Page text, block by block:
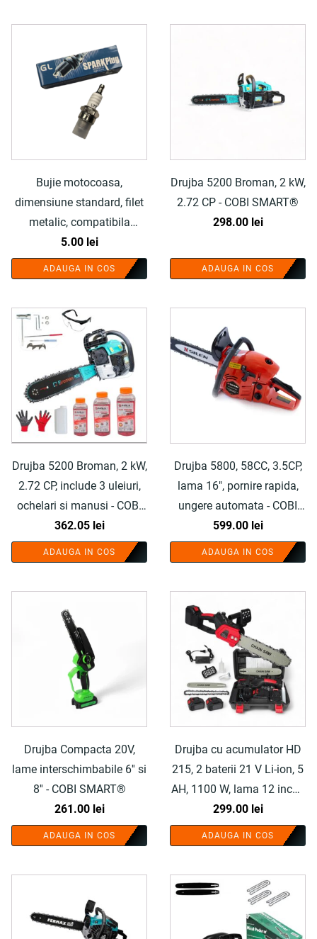
Bujie motocoasa,
dimensiune standard, filet
metalic, compatibila
motoare 2 timpi - COBI
SMART®
5.00 lei
ADAUGA IN COS
Drujba 5200 Broman, 2 kW,
2.72 CP - COBI SMART®
298.00 lei
ADAUGA IN COS
Drujba 5200 Broman, 2 kW,
2.72 CP, include 3 uleiuri,
ochelari si manusi - COBI
SMART®
362.05 lei
ADAUGA IN COS
Drujba 5800, 58CC, 3.5CP,
lama 16", pornire rapida,
ungere automata - COBI
SMART®
599.00 lei
ADAUGA IN COS
Drujba Compacta 20V,
lame interschimbabile 6'' si
8'' - COBI SMART®
261.00 lei
ADAUGA IN COS
Drujba cu acumulator HD
215, 2 baterii 21 V Li-ion, 5
AH, 1100 W, lama 12 inch -
COBI SMART®
299.00 lei
ADAUGA IN COS